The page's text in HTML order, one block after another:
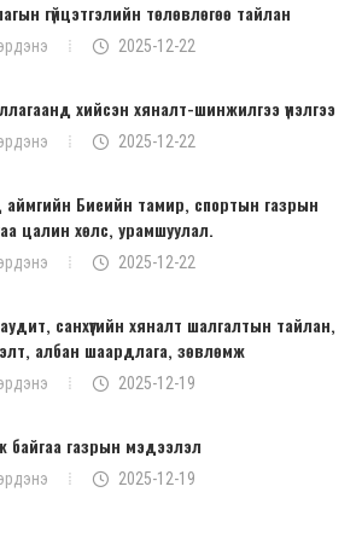
гүйцэтгэлийн төлөвлөгөө тайлан
2025-12-22
хийсэн хяналт-шинжилгээ үнэлгээ
2025-12-22
Биеийн тамир, спортын газрын
цалин хөлс, урамшуулал.
2025-12-22
санхүүгийн хяналт шалгалтын тайлан,
албан шаардлага, зөвлөмж
2025-12-19
байгаа газрын мэдээлэл
2025-12-19